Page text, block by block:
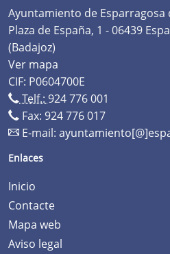
Ayuntamiento de Esparragosa
Plaza de España, 1 - 06439
(Badajoz)
Ver mapa
CIF: P0604700E
Telf.: 924 776 001
Fax: 924 776 017
E-mail:
Enlaces
Inicio
Contacte
Mapa web
Aviso legal